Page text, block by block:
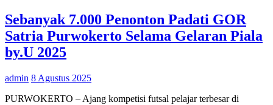
Organisasi
Wushu
DIY
Sebanyak 7.000 Penonton Padati GOR
Satria Purwokerto Selama Gelaran Piala
by.U 2025
admin 8 Agustus 2025
PURWOKERTO – Ajang kompetisi futsal pelajar terbesar di